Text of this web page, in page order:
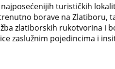
turističkih
borave na Zlatiboru,
zlatiborskih rukotvorina i
zaslužnim pojedincima i